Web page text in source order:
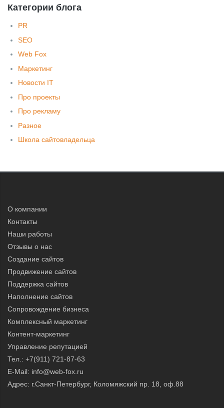
Категории блога
PR
SEO
Web Fox
Маркетинг
Новости IT
Про проекты
Про рекламу
Разное
Школа сайтовладельца
О компании
Контакты
Наши работы
Отзывы о нас
Создание сайтов
Продвижение сайтов
Поддержка сайтов
Наполнение сайтов
Сопровождение бизнеса
Комплексный маркетинг
Контент-маркетинг
Управление репутацией
Тел.: +7(911) 721-87-63
E-Mail: info@web-fox.ru
Адрес: г.Санкт-Петербург, Коломяжский пр. 18, оф.88